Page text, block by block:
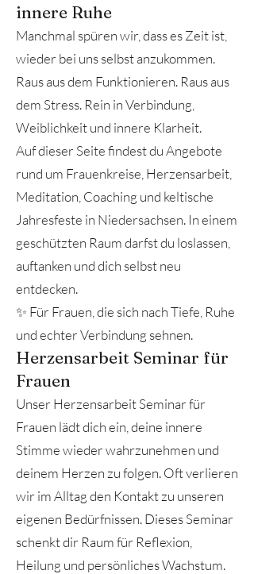
innere Ruhe
Manchmal spüren wir, dass es Zeit ist,
wieder bei uns selbst anzukommen.
Raus aus dem Funktionieren. Raus aus
dem Stress. Rein in Verbindung,
Weiblichkeit und innere Klarheit.
Auf dieser Seite findest du Angebote
rund um Frauenkreise, Herzensarbeit,
Meditation, Coaching und keltische
Jahresfeste in Niedersachsen. In einem
geschützten Raum darfst du loslassen,
auftanken und dich selbst neu
entdecken.
✨ Für Frauen, die sich nach Tiefe, Ruhe
und echter Verbindung sehnen.
Herzensarbeit Seminar für
Frauen
Unser Herzensarbeit Seminar für
Frauen lädt dich ein, deine innere
Stimme wieder wahrzunehmen und
deinem Herzen zu folgen. Oft verlieren
wir im Alltag den Kontakt zu unseren
eigenen Bedürfnissen. Dieses Seminar
schenkt dir Raum für Reflexion,
Heilung und persönliches Wachstum.